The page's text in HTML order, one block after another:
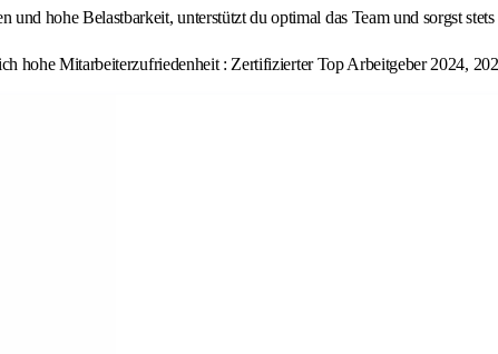
und hohe Belastbarkeit, unterstützt du optimal das Team und sorgst
hohe Mitarbeiterzufriedenheit : Zertifizierter Top Arbeitgeber 2024,